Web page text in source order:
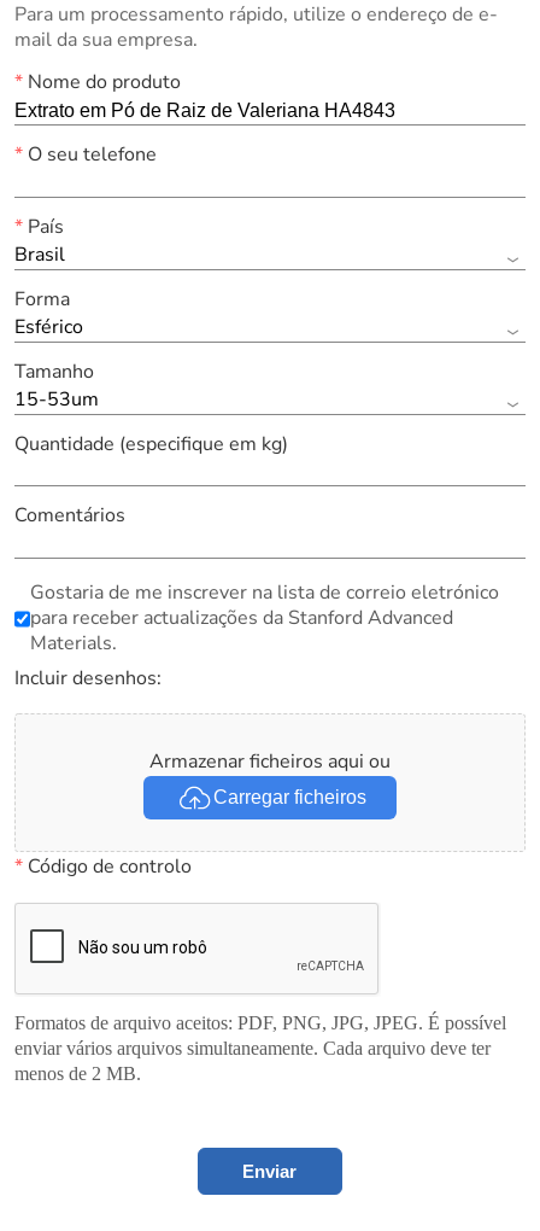
Para um processamento rápido, utilize o endereço de e-
mail da sua empresa.
*Nome do produto
*O seu telefone
*País
Brasil
Forma
Esférico
Tamanho
15-53um
Quantidade (especifique em kg)
Comentários
Gostaria de me inscrever na lista de correio eletrónico
para receber actualizações da Stanford Advanced
Materials.
Incluir desenhos:
Armazenar ficheiros aqui ou
Carregar ficheiros
*Código de controlo
Formatos de arquivo aceitos: PDF, PNG, JPG, JPEG. É possível
enviar vários arquivos simultaneamente. Cada arquivo deve ter
menos de 2 MB.
Enviar